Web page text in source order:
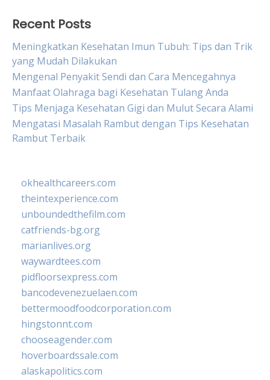
Recent Posts
Meningkatkan Kesehatan Imun Tubuh: Tips dan Trik
yang Mudah Dilakukan
Mengenal Penyakit Sendi dan Cara Mencegahnya
Manfaat Olahraga bagi Kesehatan Tulang Anda
Tips Menjaga Kesehatan Gigi dan Mulut Secara Alami
Mengatasi Masalah Rambut dengan Tips Kesehatan
Rambut Terbaik
okhealthcareers.com
theintexperience.com
unboundedthefilm.com
catfriends-bg.org
marianlives.org
waywardtees.com
pidfloorsexpress.com
bancodevenezuelaen.com
bettermoodfoodcorporation.com
hingstonnt.com
chooseagender.com
hoverboardssale.com
alaskapolitics.com